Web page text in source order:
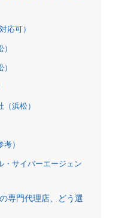
応可）
浜松）
）
・サイバーエージェン
専門代理店、どう選